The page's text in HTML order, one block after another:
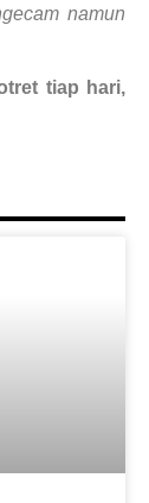
namun
tiap hari,